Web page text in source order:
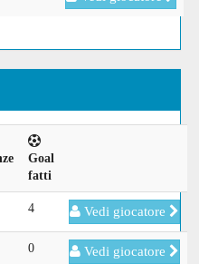
Goal
fatti
4 Vedi giocatore
0 Vedi giocatore